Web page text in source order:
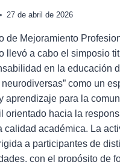
27 de abril de 2026
de Mejoramiento
llevó a cabo el simposio
en la educación
como un
aprendizaje para la
orientado hacia la
calidad académica. La
a participantes de
con el propósito de